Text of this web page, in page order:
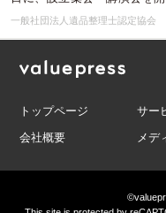
一般社団法人遺品整理士認定協会
トップページ サー
会社概要
メデ